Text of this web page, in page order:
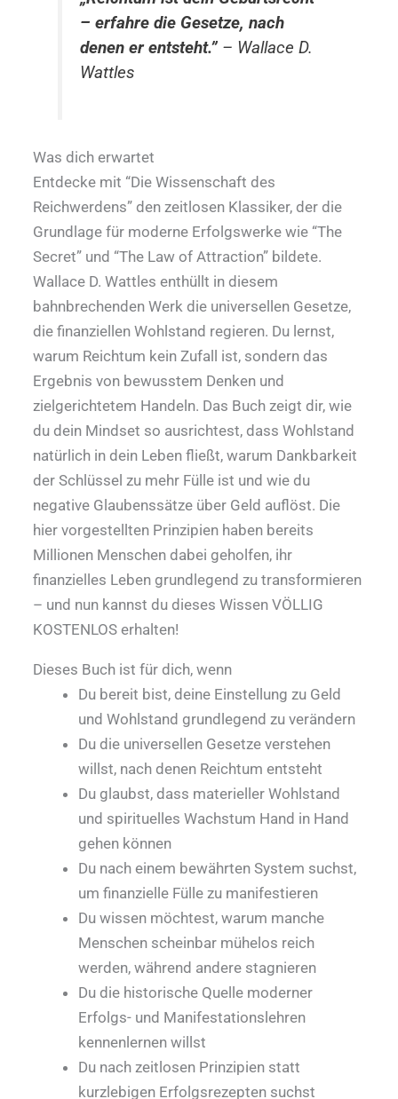
– erfahre die Gesetze, nach
denen er entsteht.” – Wallace D.
Wattles
Was dich erwartet
Entdecke mit “Die Wissenschaft des
Reichwerdens” den zeitlosen Klassiker, der die
Grundlage für moderne Erfolgswerke wie “The
Secret” und “The Law of Attraction” bildete.
Wallace D. Wattles enthüllt in diesem
bahnbrechenden Werk die universellen Gesetze,
die finanziellen Wohlstand regieren. Du lernst,
warum Reichtum kein Zufall ist, sondern das
Ergebnis von bewusstem Denken und
zielgerichtetem Handeln. Das Buch zeigt dir, wie
du dein Mindset so ausrichtest, dass Wohlstand
natürlich in dein Leben fließt, warum Dankbarkeit
der Schlüssel zu mehr Fülle ist und wie du
negative Glaubenssätze über Geld auflöst. Die
hier vorgestellten Prinzipien haben bereits
Millionen Menschen dabei geholfen, ihr
finanzielles Leben grundlegend zu transformieren
– und nun kannst du dieses Wissen VÖLLIG
KOSTENLOS erhalten!
Dieses Buch ist für dich, wenn
Du bereit bist, deine Einstellung zu Geld
und Wohlstand grundlegend zu verändern
Du die universellen Gesetze verstehen
willst, nach denen Reichtum entsteht
Du glaubst, dass materieller Wohlstand
und spirituelles Wachstum Hand in Hand
gehen können
Du nach einem bewährten System suchst,
um finanzielle Fülle zu manifestieren
Du wissen möchtest, warum manche
Menschen scheinbar mühelos reich
werden, während andere stagnieren
Du die historische Quelle moderner
Erfolgs- und Manifestationslehren
kennenlernen willst
Du nach zeitlosen Prinzipien statt
kurzlebigen Erfolgsrezepten suchst